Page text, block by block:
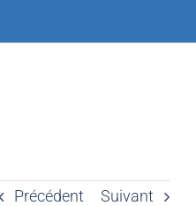
Précédent Suivant